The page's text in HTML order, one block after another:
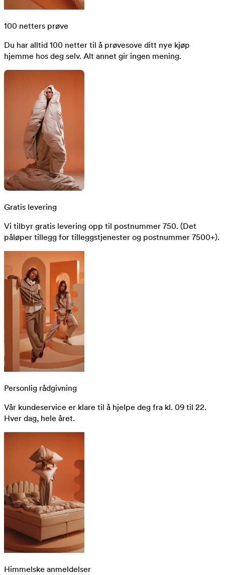
100 netters prøve
Du har alltid 100 netter til å prøvesove ditt nye kjøp
hjemme hos deg selv. Alt annet gir ingen mening.
Gratis levering
Vi tilbyr gratis levering opp til postnummer 750. (Det
påløper tillegg for tilleggstjenester og postnummer 7500+).
Personlig rådgivning
Vår kundeservice er klare til å hjelpe deg fra kl. 09 til 22.
Hver dag, hele året.
Himmelske anmeldelser